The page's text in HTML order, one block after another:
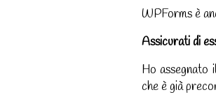
WPForms è
Assicurati di
Ho assegnato
che è già